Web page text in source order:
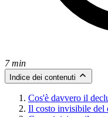
7 min
Indice dei contenuti
Cos'è davvero il
Il costo invisibile del